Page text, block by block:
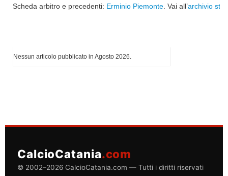
Scheda arbitro e precedenti: Erminio Piemonte . Vai all’archivio
Nessun articolo pubblicato in Agosto 2026.
CalcioCatania.com
© 2002–2026 CalcioCatania.com — Tutti i diritti riservati